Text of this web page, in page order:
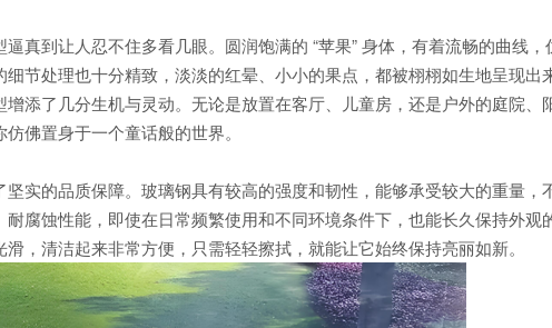
真到让人忍不住多看几眼。圆润饱满的 “苹果” 身体，有着流畅的曲线，
节处理也十分精致，淡淡的红晕、小小的果点，都被栩栩如生地呈现出来
添了几分生机与灵动。无论是放置在客厅、儿童房，还是户外的庭院、
佛置身于一个童话般的世界。
实的品质保障。玻璃钢具有较高的强度和韧性，能够承受较大的重量，
腐蚀性能，即使在日常频繁使用和不同环境条件下，也能长久保持外观
，清洁起来非常方便，只需轻轻擦拭，就能让它始终保持亮丽如新。